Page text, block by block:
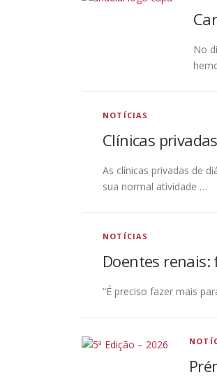
No
NOTÍCIAS
Clínicas
As clínicas privadas de
sua normal atividade …
NOTÍCIAS
Doentes
“É preciso fazer mais